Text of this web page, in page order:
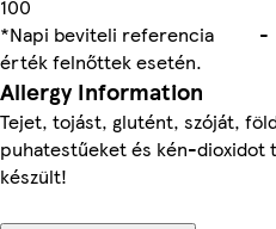
100
*Napi beviteli referencia
érték felnőttek esetén.
-
Allergy Information
Tejet, tojást, glutént, szóját,
puhatestűeket és kén-dioxidot
készült!